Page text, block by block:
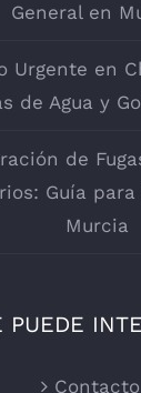
General en
Urgente en
de Agua y
de
Guía
Murcia
PUEDE
Contacto